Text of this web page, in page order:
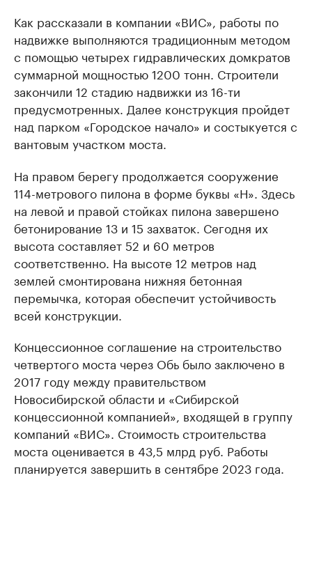
Как рассказали в компании «ВИС», работы по
надвижке выполняются традиционным методом
с помощью четырех гидравлических домкратов
суммарной мощностью 1200 тонн. Строители
закончили 12 стадию надвижки из 16-ти
предусмотренных. Далее конструкция пройдет
над парком «Городское начало» и состыкуется с
вантовым участком моста.
На правом берегу продолжается сооружение
114-метрового пилона в форме буквы «Н». Здесь
на левой и правой стойках пилона завершено
бетонирование 13 и 15 захваток. Сегодня их
высота составляет 52 и 60 метров
соответственно. На высоте 12 метров над
землей смонтирована нижняя бетонная
перемычка, которая обеспечит устойчивость
всей конструкции.
Концессионное соглашение на строительство
четвертого моста через Обь было заключено в
2017 году между правительством
Новосибирской области и «Сибирской
концессионной компанией», входящей в группу
компаний «ВИС». Стоимость строительства
моста оценивается в 43,5 млрд руб. Работы
планируется завершить в сентябре 2023 года.